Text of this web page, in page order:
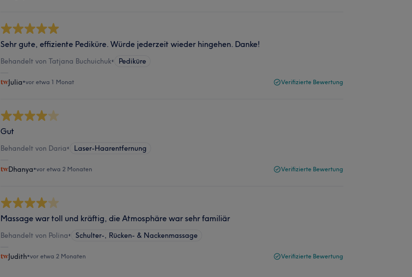
Sehr gute, effiziente Pediküre. Würde jederzeit wieder hingehen. Danke!
Behandelt von Tatjana Buchuichuk• Pediküre
Julia•vor etwa 1 Monat Verifizierte Bewertung
Gut
Behandelt von Daria• Laser-Haarentfernung
Dhanya•vor etwa 2 Monaten Verifizierte Bewertung
Massage war toll und kräftig, die Atmosphäre war sehr familiär
Behandelt von Polina• Schulter-, Rücken- & Nackenmassage
Judith•vor etwa 2 Monaten Verifizierte Bewertung